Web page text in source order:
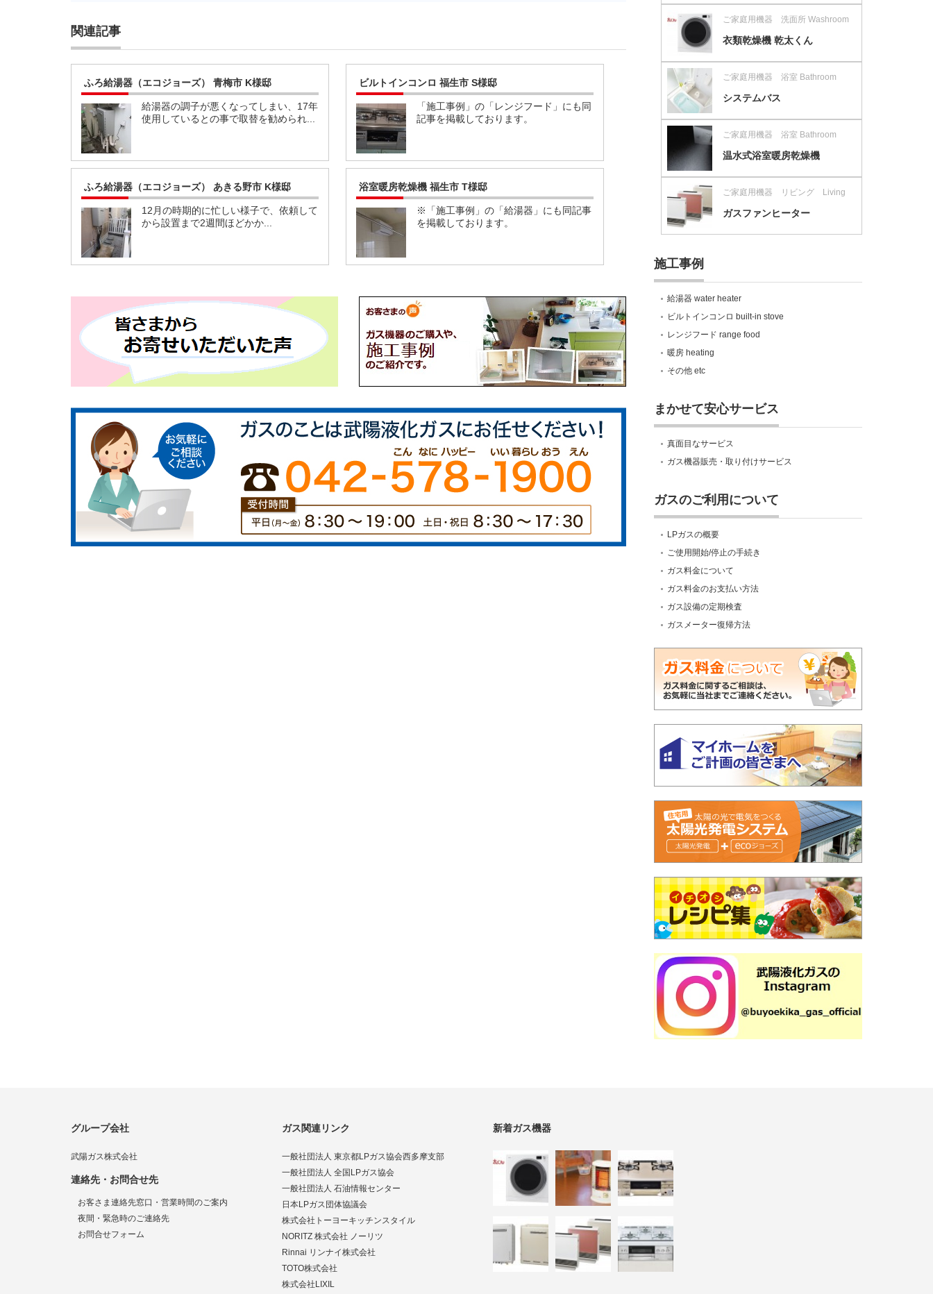
関連記事
ふろ給湯器（エコジョーズ） 青梅市 K様邸
給湯器の調子が悪くなってしまい、17年
使用しているとの事で取替を勧められ...
ビルトインコンロ 福生市 S様邸
「施工事例」の「レンジフード」にも同
記事を掲載しております。
ふろ給湯器（エコジョーズ） あきる野市 K様邸
12月の時期的に忙しい様子で、依頼して
から設置まで2週間ほどかか...
浴室暖房乾燥機 福生市 T様邸
※「施工事例」の「給湯器」にも同記事
を掲載しております。
ご家庭用機器 洗面所 Washroom
衣類乾燥機 乾太くん
ご家庭用機器 浴室 Bathroom
システムバス
ご家庭用機器 浴室 Bathroom
温水式浴室暖房乾燥機
ご家庭用機器 リビング Living
ガスファンヒーター
施工事例
給湯器 water heater
ビルトインコンロ built-in stove
レンジフード range food
暖房 heating
その他 etc
まかせて安心サービス
真面目なサービス
ガス機器販売・取り付けサービス
ガスのご利用について
LPガスの概要
ご使用開始/停止の手続き
ガス料金について
ガス料金のお支払い方法
ガス設備の定期検査
ガスメーター復帰方法
グループ会社
武陽ガス株式会社
連絡先・お問合せ先
お客さま連絡先窓口・営業時間のご案内
夜間・緊急時のご連絡先
お問合せフォーム
ガス関連リンク
一般社団法人 東京都LPガス協会西多摩支部
一般社団法人 全国LPガス協会
一般社団法人 石油情報センター
日本LPガス団体協議会
株式会社トーヨーキッチンスタイル
NORITZ 株式会社 ノーリツ
Rinnai リンナイ株式会社
TOTO株式会社
株式会社LIXIL
新着ガス機器